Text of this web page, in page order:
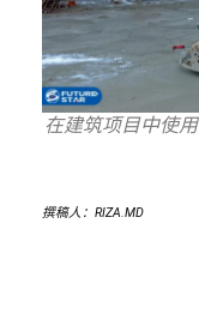
在建筑项目中使
撰稿人：RIZA.MD